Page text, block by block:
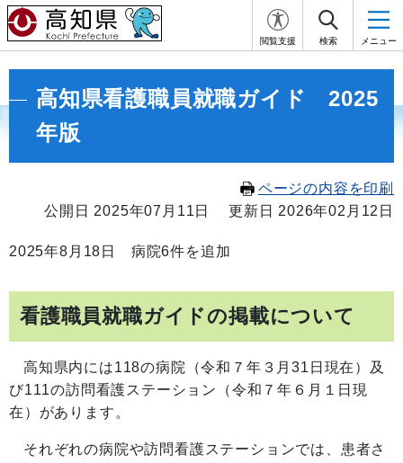
閲覧支援 検索 メニュー
高知県看護職員就職ガイド 2025
年版
ページの内容を印刷
公開日 2025年07月11日
更新日 2026年02月12日
2025年8月18日 病院6件を追加
看護職員就職ガイドの掲載について
高知県内には118の病院（令和７年３月31日現在）及
び111の訪問看護ステーション（令和７年６月１日現
在）があります。
それぞれの病院や訪問看護ステーションでは、患者さ